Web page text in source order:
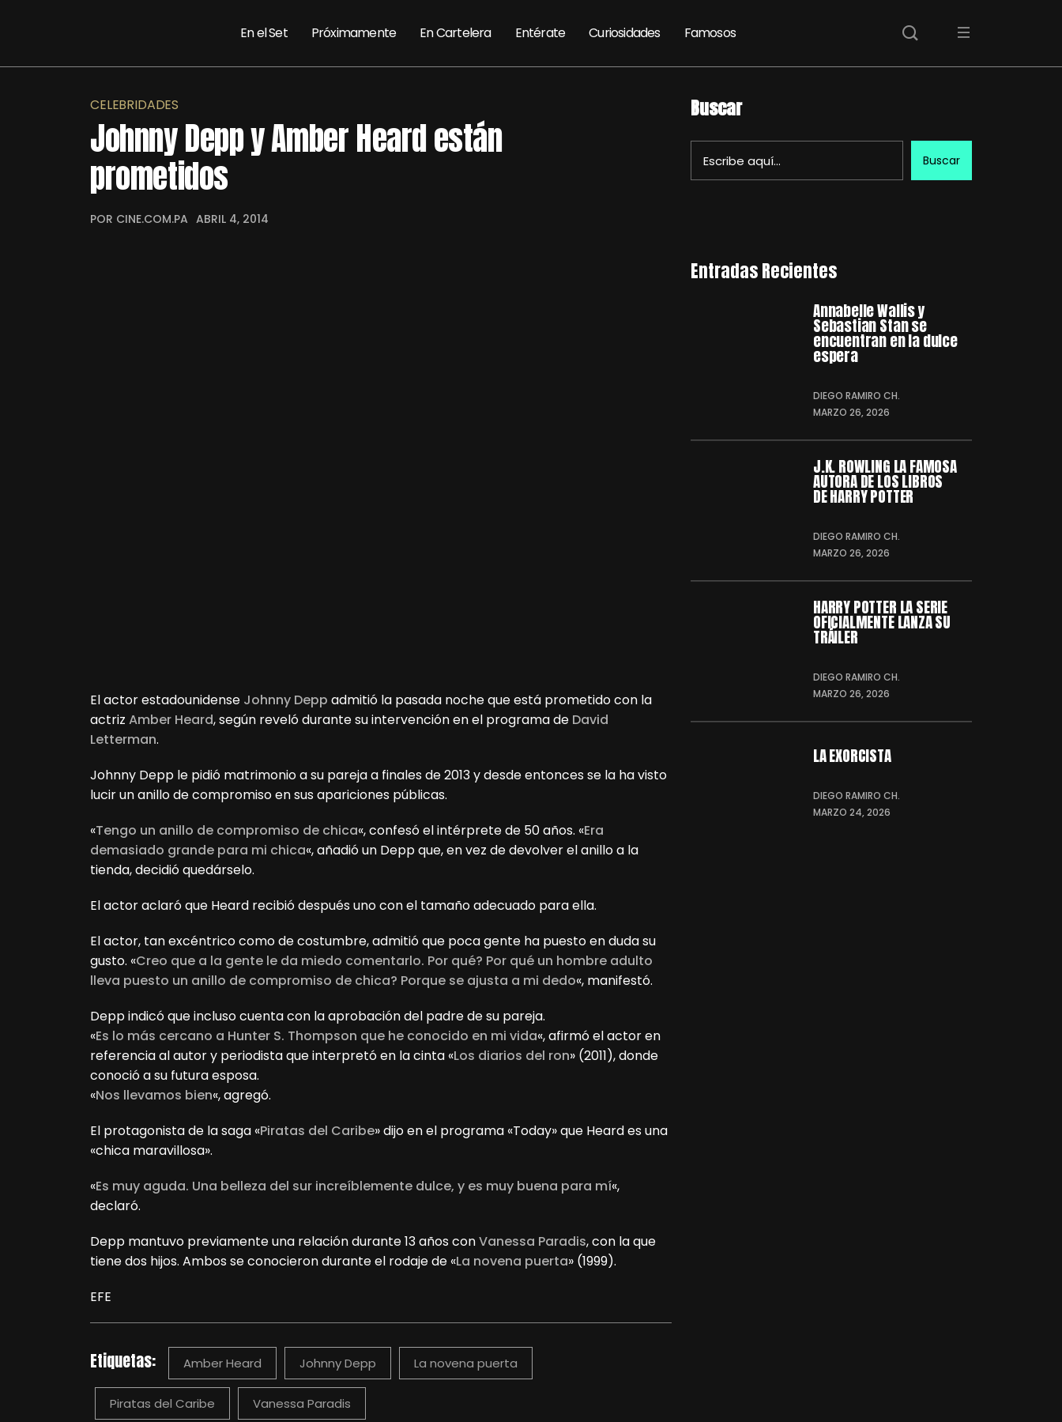
En el Set Próximamente En Cartelera Entérate Curiosidades Famosos
CELEBRIDADES
Johnny Depp y Amber Heard están
prometidos
POR CINE.COM.PA ABRIL 4, 2014
El actor estadounidense Johnny Depp admitió la pasada noche que está prometido con la
actriz Amber Heard, según reveló durante su intervención en el programa de David
Letterman.
Johnny Depp le pidió matrimonio a su pareja a finales de 2013 y desde entonces se la ha visto
lucir un anillo de compromiso en sus apariciones públicas.
«Tengo un anillo de compromiso de chica«, confesó el intérprete de 50 años. «Era
demasiado grande para mi chica«, añadió un Depp que, en vez de devolver el anillo a la
tienda, decidió quedárselo.
El actor aclaró que Heard recibió después uno con el tamaño adecuado para ella.
El actor, tan excéntrico como de costumbre, admitió que poca gente ha puesto en duda su
gusto. «Creo que a la gente le da miedo comentarlo. Por qué? Por qué un hombre adulto
lleva puesto un anillo de compromiso de chica? Porque se ajusta a mi dedo«, manifestó.
Depp indicó que incluso cuenta con la aprobación del padre de su pareja.
«Es lo más cercano a Hunter S. Thompson que he conocido en mi vida«, afirmó el actor en
referencia al autor y periodista que interpretó en la cinta «Los diarios del ron» (2011), donde
conoció a su futura esposa.
«Nos llevamos bien«, agregó.
El protagonista de la saga «Piratas del Caribe» dijo en el programa «Today» que Heard es una
«chica maravillosa».
«Es muy aguda. Una belleza del sur increíblemente dulce, y es muy buena para mí«,
declaró.
Depp mantuvo previamente una relación durante 13 años conVanessa Paradis, con la que
tiene dos hijos. Ambos se conocieron durante el rodaje de «La novena puerta» (1999).
EFE
Etiquetas: Amber Heard Johnny Depp La novena puerta
Piratas del Caribe Vanessa Paradis
Buscar
Buscar
Entradas Recientes
Annabelle Wallis y
Sebastian Stan se
encuentran en la dulce
espera
DIEGO RAMIRO CH.
MARZO 26, 2026
J.K. ROWLING LA FAMOSA
AUTORA DE LOS LIBROS
DE HARRY POTTER
DIEGO RAMIRO CH.
MARZO 26, 2026
HARRY POTTER LA SERIE
OFICIALMENTE LANZA SU
TRÁILER
DIEGO RAMIRO CH.
MARZO 26, 2026
LA EXORCISTA
DIEGO RAMIRO CH.
MARZO 24, 2026